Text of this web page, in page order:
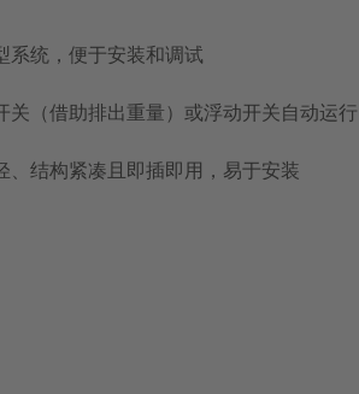
系统，便于安装和调试
关（借助排出重量）或浮动开关自动运行
、结构紧凑且即插即用，易于安装